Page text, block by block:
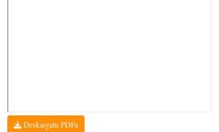
Deskargatu PDFa